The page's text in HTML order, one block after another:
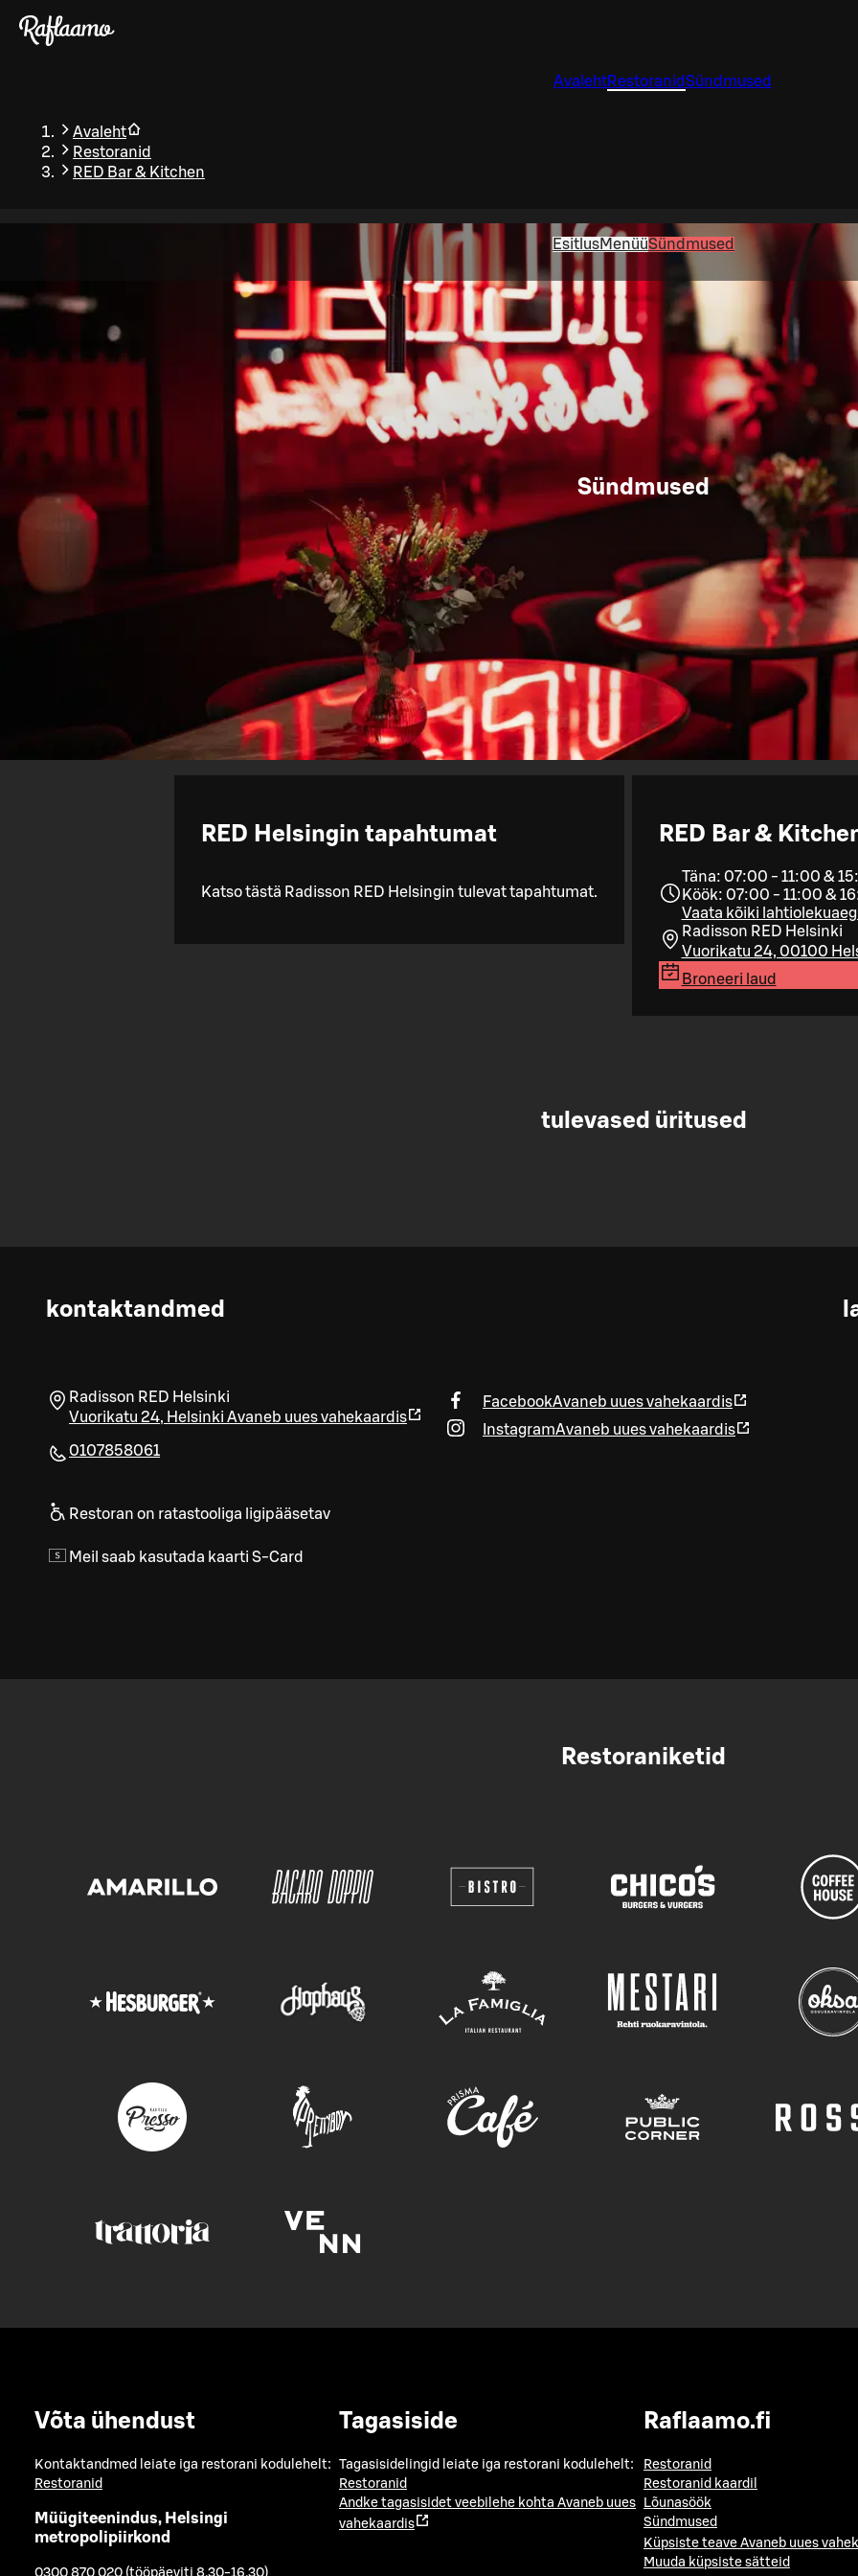
Liigu peamise sisu juurde
AvalehtRestoranidSündmused
Avaleht
Restoranid
RED Bar & Kitchen
EsitlusMenüüSündmused
Sündmused
RED Bar &
Täna: 07:00 - 11:00 &
Köök: 07:00 - 11:00 &
Vaata kõiki
Radisson RED Helsinki
Vuorikatu 24, 00100
Broneeri laud
RED Helsingin tapahtumat
Katso tästä Radisson RED Helsingin tulevat tapahtumat.
tulevased üritused
kontaktandmed
Radisson RED Helsinki
Vuorikatu 24, Helsinki Avaneb uues vahekaardis
0107858061
Restoran on ratastooliga ligipääsetav
Meil saab kasutada kaarti S-Card
FacebookAvaneb uues vahekaardis
InstagramAvaneb uues vahekaardis
Restoraniketid
Võta ühendust
Kontaktandmed leiate iga restorani kodulehelt:
Restoranid
Müügiteenindus, Helsingi
metropolipiirkond
0300 870 020 (tööpäeviti 8.30-16.30)
Tagasiside
Tagasisidelingid leiate iga restorani kodulehelt:
Restoranid
Andke tagasisidet veebilehe kohta Avaneb uues
vahekaardis
Raflaamo.fi
Restoranid
Restoranid kaardil
Lõunasöök
Sündmused
Küpsiste teave Avaneb uues
Muuda küpsiste sätteid